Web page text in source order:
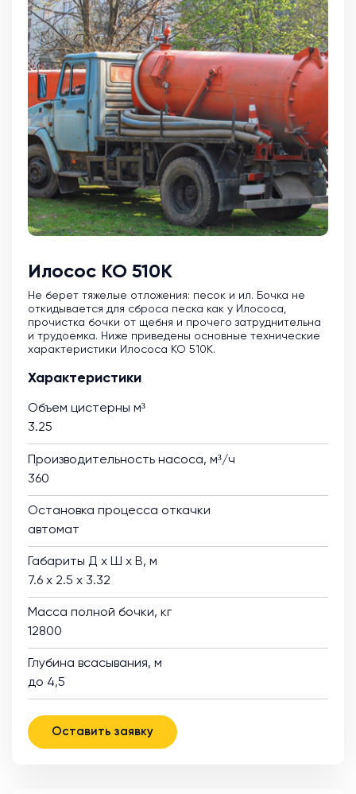
Илосос КО 510К
Не берет тяжелые отложения: песок и ил. Бочка не
откидывается для сброса песка как у Илососа,
прочистка бочки от щебня и прочего затруднительна
и трудоемка. Ниже приведены основные технические
характеристики Илососа КО 510К.
Характеристики
Объем цистерны м³
3.25
Производительность насоса, м³/ч
360
Остановка процесса откачки
автомат
Габариты Д х Ш х В, м
7.6 х 2.5 х 3.32
Масса полной бочки, кг
12800
Глубина всасывания, м
до 4,5
Оставить заявку